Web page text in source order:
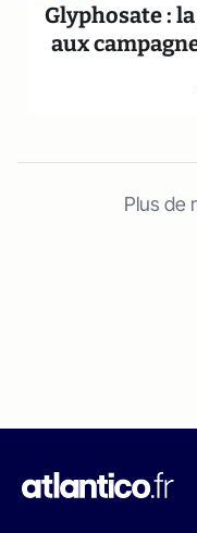
Glyphosate :
aux
Plus de